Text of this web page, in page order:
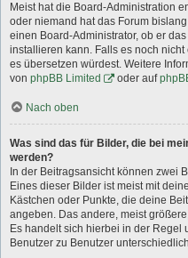
Meist hat die Board-Administration
oder niemand hat das Forum
einen Board-Administrator, ob er
installieren kann. Falls es noch
es übersetzen würdest. Weitere
von phpBB Limited oder auf
Nach oben
Was sind das für Bilder, die bei
werden?
In der Beitragsansicht können zwei
Eines dieser Bilder ist meist mit
Kästchen oder Punkte, die deine
angeben. Das andere, meist
Es handelt sich hierbei in der Regel
Benutzer zu Benutzer